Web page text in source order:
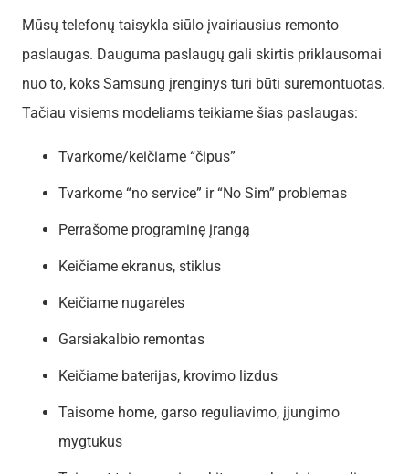
Mūsų telefonų taisykla siūlo įvairiausius remonto
paslaugas. Dauguma paslaugų gali skirtis priklausomai
nuo to, koks Samsung įrenginys turi būti suremontuotas.
Tačiau visiems modeliams teikiame šias paslaugas:
Tvarkome/keičiame “čipus”
Tvarkome “no service” ir “No Sim” problemas
Perrašome programinę įrangą
Keičiame ekranus, stiklus
Keičiame nugarėles
Garsiakalbio remontas
Keičiame baterijas, krovimo lizdus
Taisome home, garso reguliavimo, įjungimo
mygtukus